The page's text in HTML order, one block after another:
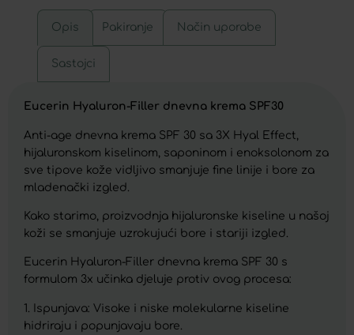
Opis Pakiranje Način uporabe
Sastojci
Eucerin Hyaluron-Filler dnevna krema SPF30
Anti-age dnevna krema SPF 30 sa 3X Hyal Effect,
hijaluronskom kiselinom, saponinom i enoksolonom za
sve tipove kože vidljivo smanjuje fine linije i bore za
mladenački izgled.
Kako starimo, proizvodnja hijaluronske kiseline u našoj
koži se smanjuje uzrokujući bore i stariji izgled.
Eucerin Hyaluron-Filler dnevna krema SPF 30 s
formulom 3x učinka djeluje protiv ovog procesa:
1. Ispunjava: Visoke i niske molekularne kiseline
hidriraju i popunjavaju bore.